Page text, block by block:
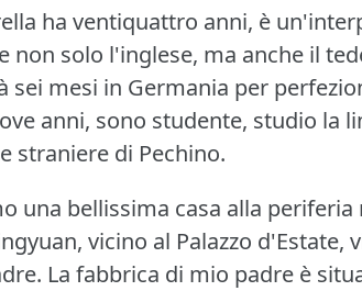
ha ventiquattro anni, è
non solo l'inglese, ma anche il
sei mesi in Germania per
anni, sono studente, studio la
straniere di Pechino.
una bellissima casa alla
vicino al Palazzo d'Estate,
La fabbrica di mio padre è